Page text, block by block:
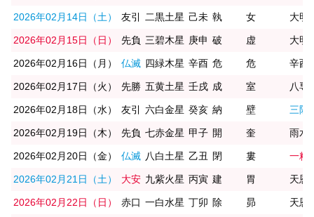
2026年02月14日（土） 友引 二黒土星 己未 執 女 大明
2026年02月15日（日） 先負 三碧木星 庚申 破 虚 大明
2026年02月16日（月） 仏滅 四緑木星 辛酉 危 危 辛酉/
2026年02月17日（火） 先勝 五黄土星 壬戌 成 室 八専
2026年02月18日（水） 友引 六白金星 癸亥 納 壁 三隣
2026年02月19日（木） 先負 七赤金星 甲子 開 奎 雨水/
2026年02月20日（金） 仏滅 八白土星 乙丑 閉 婁 一粒
2026年02月21日（土） 大安 九紫火星 丙寅 建 胃 天恩
2026年02月22日（日） 赤口 一白水星 丁卯 除 昴 天恩